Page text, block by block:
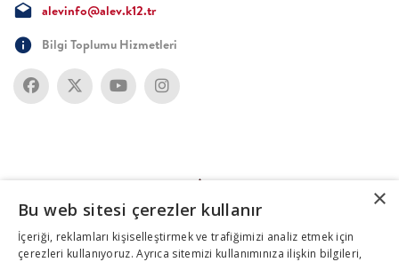
alevinfo@alev.k12.tr
Bilgi Toplumu Hizmetleri
×
Bu web sitesi çerezler kullanır
İçeriği, reklamları kişiselleştirmek ve trafiğimizi analiz etmek için
çerezleri kullanıyoruz. Ayrıca sitemizi kullanımınıza ilişkin bilgileri,